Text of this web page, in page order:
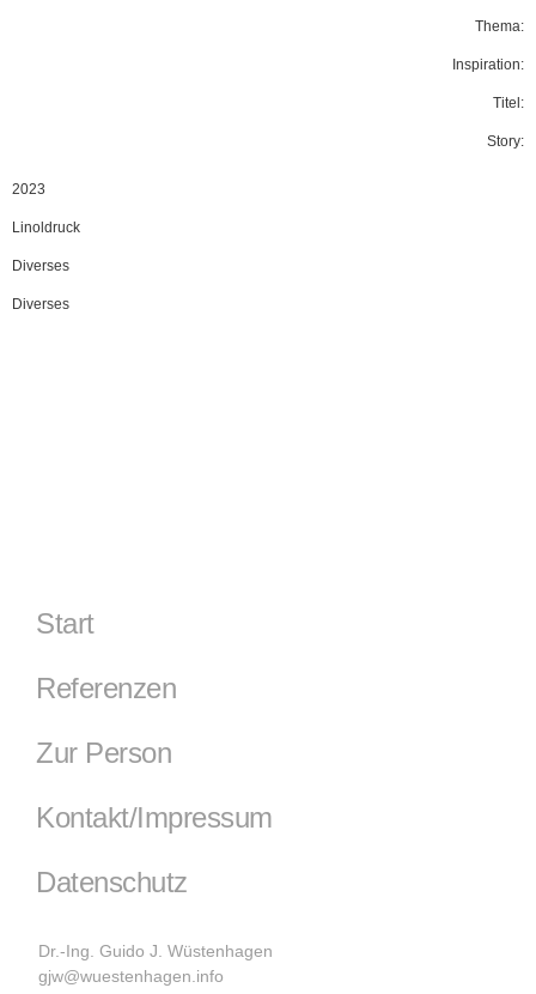
Thema:
Inspiration:
Titel:
Story:
2023
Linoldruck
Diverses
Diverses
Start
Referenzen
Zur Person
Kontakt/Impressum
Datenschutz
Dr.-Ing. Guido J. Wüstenhagen
gjw@wuestenhagen.info